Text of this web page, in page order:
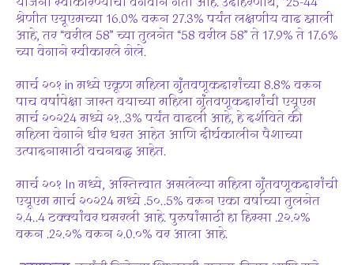
श्रेणीत एयूएमच्या 16.0% वरून 27.3% पर्यंत लक्षणीय वाढ झाली
आहे, तर “वरील 58” च्या तुलनेत “58 वरील 58” ते 17.9% ते 17.6%
च्या वेगाने स्वीकारले गेले.
मार्च २०१ in मध्ये एकूण महिला गुंतवणूकदारांच्या 8.8% वरून
पाच वर्षांपेक्षा जास्त वयाच्या महिला गुंतवणूकदारांची एयूएम
मार्च २०२24 मध्ये २१..3% पर्यंत वाढली आहे, हे दर्शविते की
महिला वेगाने धीर धरत आहेत आणि दीर्घकालीन पैशाच्या
उत्पादनासाठी वचनबद्ध आहेत.
मार्च २०१ In मध्ये, अस्तित्त्वात असलेल्या महिला गुंतवणूकदारांची
एयूएम मार्च २०२24 मध्ये .5०..5% वरून एका वर्षाच्या तुलनेत
२.4..4 टक्क्यांवर घसरली आहे. पुरुषांसाठी हा हिस्सा .2२.२%
वरून .2२.२% वरून २.0.०% वर आला आहे.